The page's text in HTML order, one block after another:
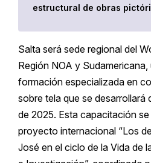
estructural de obras
Salta será sede regional del
Región NOA y
formación especializada en
sobre tela que se desarrollará
de 2025. Esta capacitación
proyecto internacional “Los
José en el ciclo de la Vida de